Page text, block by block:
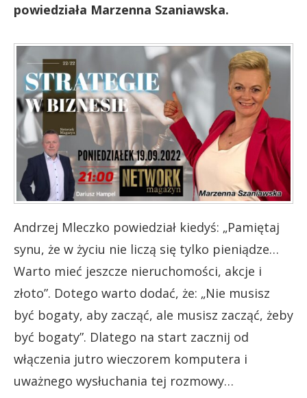
powiedziała Marzenna Szaniawska.
Andrzej Mleczko powiedział kiedyś: „Pamiętaj
synu, że w życiu nie liczą się tylko pieniądze…
Warto mieć jeszcze nieruchomości, akcje i
złoto”. Dotego warto dodać, że: „Nie musisz
być bogaty, aby zacząć, ale musisz zacząć, żeby
być bogaty”. Dlatego na start zacznij od
włączenia jutro wieczorem komputera i
uważnego wysłuchania tej rozmowy…